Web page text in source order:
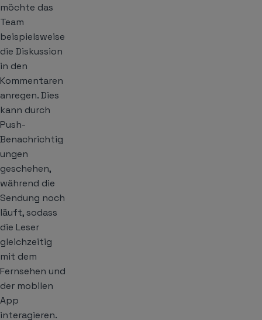
möchte das
Team
beispielsweise
die Diskussion
in den
Kommentaren
anregen. Dies
kann durch
Push-
Benachrichtig
ungen
geschehen,
während die
Sendung noch
läuft, sodass
die Leser
gleichzeitig
mit dem
Fernsehen und
der mobilen
App
interagieren.